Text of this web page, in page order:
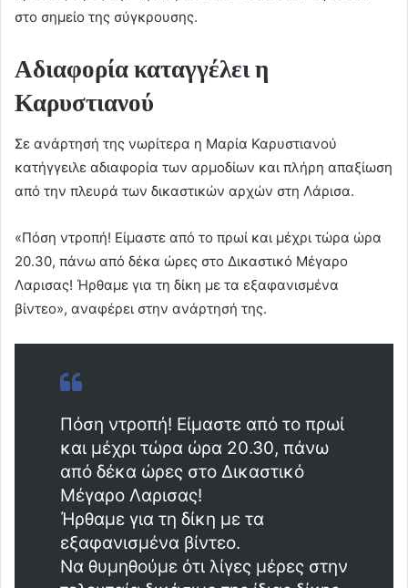
στο σημείο της σύγκρουσης.
Αδιαφορία καταγγέλει η
Καρυστιανού
Σε ανάρτησή της νωρίτερα η Μαρία Καρυστιανού
κατήγγειλε αδιαφορία των αρμοδίων και πλήρη απαξίωση
από την πλευρά των δικαστικών αρχών στη Λάρισα.
«Πόση ντροπή! Είμαστε από το πρωί και μέχρι τώρα ώρα
20.30, πάνω από δέκα ώρες στο Δικαστικό Μέγαρο
Λαρισας! Ήρθαμε για τη δίκη με τα εξαφανισμένα
βίντεο», αναφέρει στην ανάρτησή της.
Πόση ντροπή! Είμαστε από το πρωί
και μέχρι τώρα ώρα 20.30, πάνω
από δέκα ώρες στο Δικαστικό
Μέγαρο Λαρισας!
Ήρθαμε για τη δίκη με τα
εξαφανισμένα βίντεο.
Να θυμηθούμε ότι λίγες μέρες στην